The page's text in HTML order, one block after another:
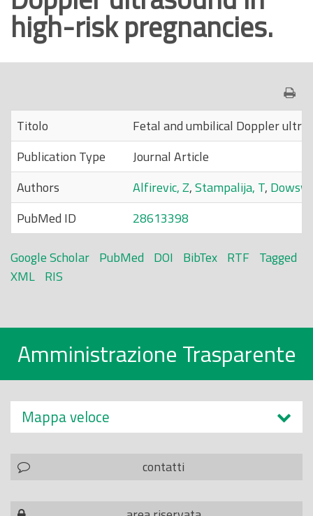
high-risk pregnancies.
Titolo
Fetal and umbilical Doppler
Publication Type
Journal Article
Authors
Alfirevic, Z,Stampalija, T,
PubMed ID
28613398
Google Scholar PubMed DOI BibTex RTF Tagged
XML RIS
Amministrazione Trasparente
Mappa veloce
contatti